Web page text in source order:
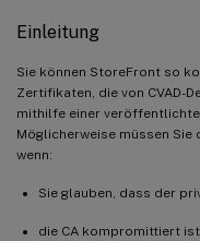
Einleitung
Sie können StoreFront so
Zertifikaten, die von CVAD-
mithilfe einer
Möglicherweise müssen
wenn:
Sie glauben, dass der
die CA kompromittiert ist